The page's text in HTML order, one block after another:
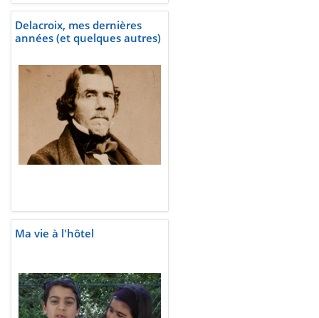
Delacroix, mes dernières
années (et quelques autres)
Ma vie à l'hôtel